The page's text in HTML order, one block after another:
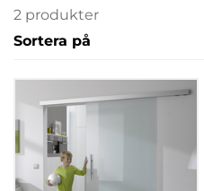
2 produkter
Sortera på